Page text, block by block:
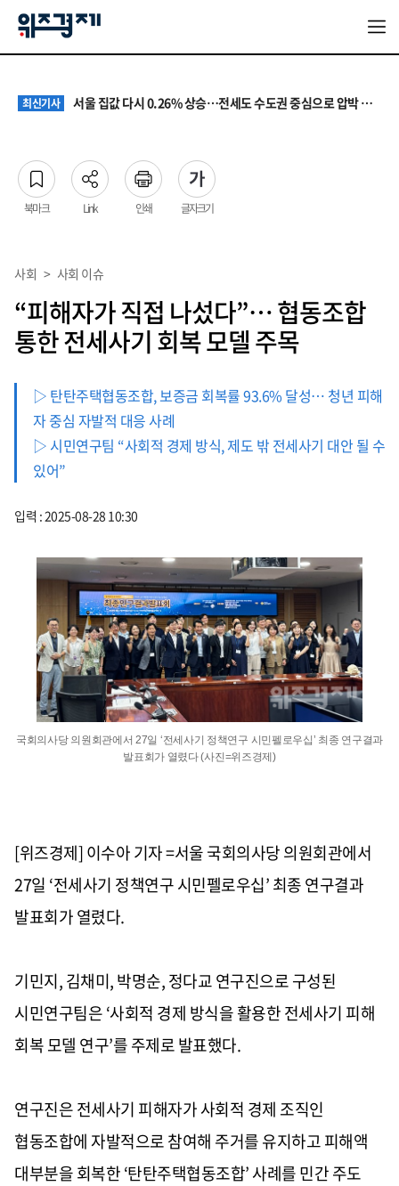
최신기사 서울 집값 다시 0.26% 상승…전세도 수도권 중심으로 압박 커져
최신기사 원·하청 교섭 갈등에 안전 지원 위축까지… 노란봉투법 불확실성 해법은
최신기사 청소년 혐오 표현, '처벌과 낙인'에서 '교양과 상식'으로
북마크 Link 인쇄 글자크기
사회 > 사회 이슈
“피해자가 직접 나섰다”… 협동조합
통한 전세사기 회복 모델 주목
▷ 탄탄주택협동조합, 보증금 회복률 93.6% 달성… 청년 피해
자 중심 자발적 대응 사례
▷ 시민연구팀 “사회적 경제 방식, 제도 밖 전세사기 대안 될 수
있어”
입력 : 2025-08-28 10:30
국회의사당 의원회관에서 27일 ‘전세사기 정책연구 시민펠로우십’ 최종 연구결과
발표회가 열렸다 (사진=위즈경제)
[위즈경제] 이수아 기자 =서울 국회의사당 의원회관에서
27일 ‘전세사기 정책연구 시민펠로우십’ 최종 연구결과
발표회가 열렸다.
기민지, 김채미, 박명순, 정다교 연구진으로 구성된
시민연구팀은 ‘사회적 경제 방식을 활용한 전세사기 피해
회복 모델 연구’를 주제로 발표했다.
연구진은 전세사기 피해자가 사회적 경제 조직인
협동조합에 자발적으로 참여해 주거를 유지하고 피해액
대부분을 회복한 ‘탄탄주택협동조합’ 사례를 민간 주도